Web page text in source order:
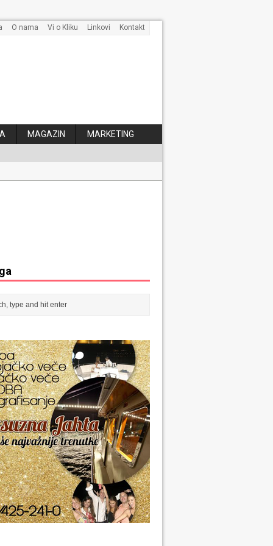
O nama Vi o Kliku Linkovi Kontakt
MAGAZIN MARKETING